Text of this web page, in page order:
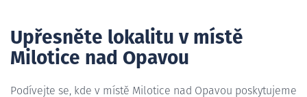
Upřesněte lokalitu v místě
Milotice nad Opavou
Podívejte se, kde v místě Milotice nad Opavou poskytujeme